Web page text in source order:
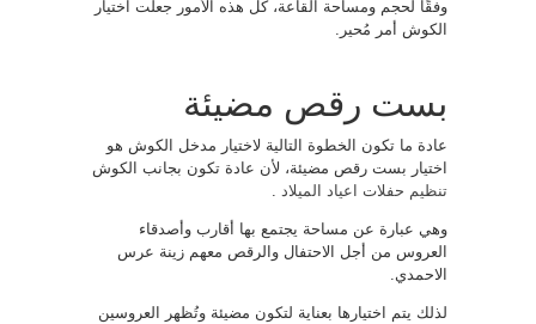
وفقًا لحجم ومساحة القاعة، كل هذه الأمور جعلت اختيار
الكوش أمر مُحير.
بست رقص مضيئة
عادة ما تكون الخطوة التالية لاختيار مدخل الكوش هو
اختيار بست رقص مضيئة، لأن عادة تكون بجانب الكوش
تنظيم حفلات اعياد الميلاد
وهي عبارة عن مساحة يجتمع بها أقارب وأصدقاء
العروس من أجل الاحتفال والرقص معهم زينة عرس
الاحمدي.
لذلك يتم اختيارها بعناية لتكون مضيئة وتُظهر العروسين